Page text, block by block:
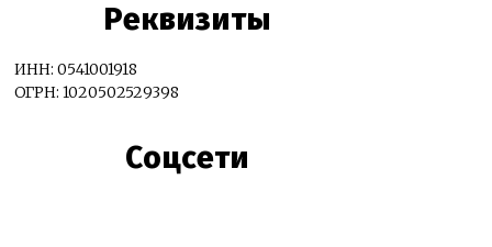
Реквизиты
ИНН: 0541001918
ОГРН: 1020502529398
Соцсети